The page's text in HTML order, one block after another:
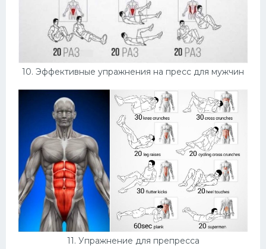
10. Эффективные упражнения на пресс для мужчин
11. Упражнение для препресса